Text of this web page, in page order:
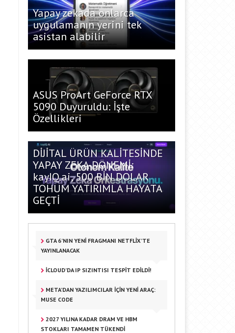
Yapay zekada onlarca
uygulamanın yerini tek
asistan alabilir
ASUS ProArt GeForce RTX
5090 Duyuruldu: İşte
Özellikleri
DİJİTAL ÜRÜN KALİTESİNDE
YAPAY ZEKA DÖNEMİ:
kayIQ.ai, 500 BİN DOLAR
TOHUM YATIRIMLA HAYATA
GEÇTİ
GTA 6’NIN YENI FRAGMANI NETFLIX’TE
YAYINLANACAK
ICLOUD’DA IP SIZINTISI TESPIT EDILDI!
META’DAN YAZILIMCILAR IÇIN YENI ARAÇ:
MUSE CODE
2027 YILINA KADAR DRAM VE HBM
STOKLARI TAMAMEN TÜKENDI